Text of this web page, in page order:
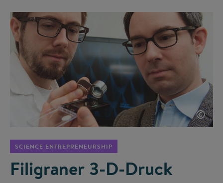
©
SCIENCE ENTREPRENEURSHIP
Filigraner 3-D-Druck